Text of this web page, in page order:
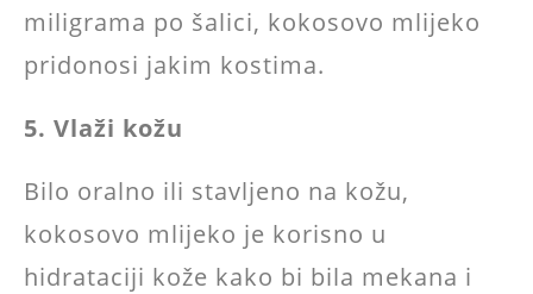
miligrama po šalici, kokosovo mlijeko
pridonosi jakim kostima.
5. Vlaži kožu
Bilo oralno ili stavljeno na kožu,
kokosovo mlijeko je korisno u
hidrataciji kože kako bi bila mekana i